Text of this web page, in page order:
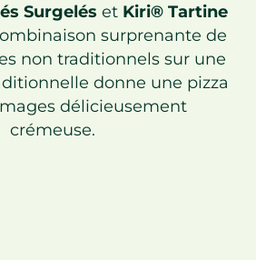
Surgelés et Kiri® Tartine
surprenante de
non traditionnels sur une
donne une pizza
délicieusement
crémeuse.